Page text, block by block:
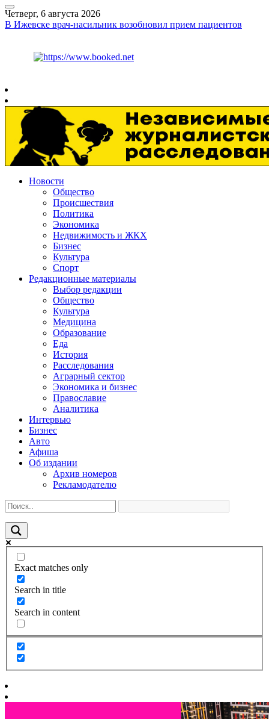
Четверг, 6 августа 2026
В Ижевске врач-насильник возобновил прием пациентов
Новости
Общество
Происшествия
Политика
Экономика
Недвижимость и ЖКХ
Бизнес
Культура
Спорт
Редакционные материалы
Выбор редакции
Общество
Культура
Медицина
Образование
Еда
История
Расследования
Аграрный сектор
Экономика и бизнес
Православие
Аналитика
Интервью
Бизнес
Авто
Афиша
Об издании
Архив номеров
Рекламодателю
Exact matches only
Search in title
Search in content